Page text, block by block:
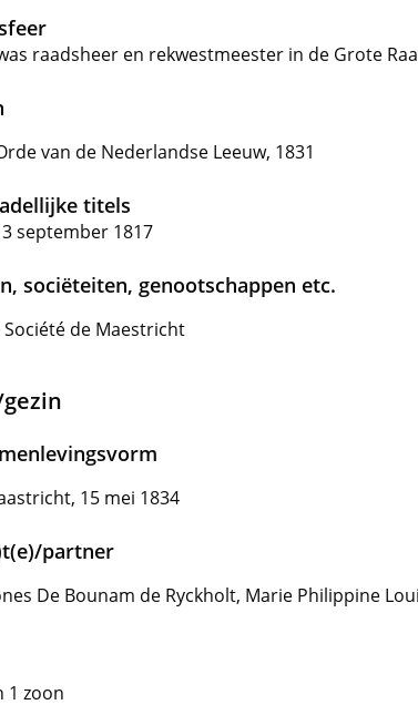
raadsheer en rekwestmeester in de Grote
van de Nederlandse Leeuw, 1831
titels
september 1817
sociëteiten, genootschappen etc.
Société de Maestricht
15 mei 1834
partner
De Bounam de Ryckholt, Marie Philippine
1 zoon